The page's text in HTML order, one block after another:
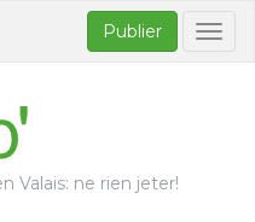
Publier
Valais: ne rien jeter!